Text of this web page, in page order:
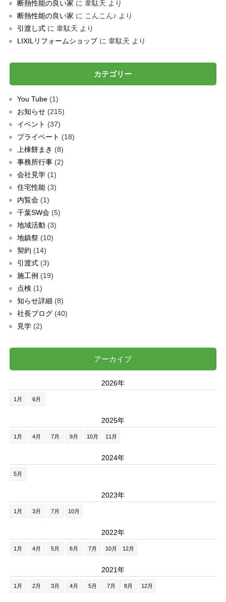
断熱性能の良い家 に 韋駄天 より
断熱性能の良い家 に こんこん♪ より
引渡し式に 韋駄天 より
LIXILリフォームショップに 韋駄天 より
カテゴリー
You Tube(1)
お知らせ(215)
イベント (37)
プライベート (18)
上棟餅まき (8)
事務所行事(2)
会社見学(1)
住宅性能(3)
内覧会(1)
千葉SW会(5)
地域活動 (3)
地鎮祭(10)
契約 (14)
引渡式(3)
施工例 (19)
点検 (1)
知らせ詳細 (8)
社長ブログ(40)
見学(2)
アーカイブ
2026年
1月 6月
2025年
1月 4月 7月 9月 10月 11月
2024年
5月
2023年
1月 3月 7月 10月
2022年
1月 4月 5月 6月 7月 10月 12月
2021年
1月 2月 3月 4月 5月 7月 8月 12月